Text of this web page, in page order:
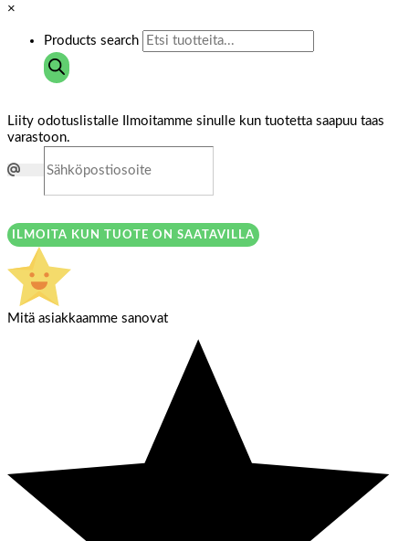
×
Products search
Liity odotuslistalle
Ilmoitamme sinulle kun tuotetta saapuu taas
varastoon.
ILMOITA KUN TUOTE ON SAATAVILLA
Mitä asiakkaamme sanovat